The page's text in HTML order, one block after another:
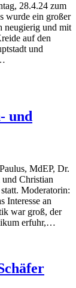
28.4.24 zum
wurde ein großer
neugierig und mit
auf den
und
und
MdEP, Dr.
Christian
Moderatorin:
Interesse an
war groß, der
erfuhr,…